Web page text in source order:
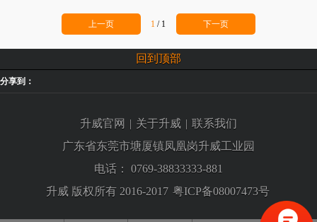
上一页 1 / 1 下一页
回到顶部
分享到：
升威官网 | 关于升威 | 联系我们
广东省东莞市塘厦镇凤凰岗升威工业园
电话： 0769-38833333-881
升威 版权所有 2016-2017 粤ICP备08007473号